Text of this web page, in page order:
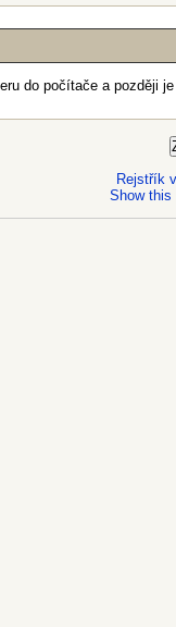
do počítače a později
Rejstřík
Show this